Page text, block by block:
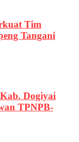
Tim
Tangani
Dogiyai
TPNPB-